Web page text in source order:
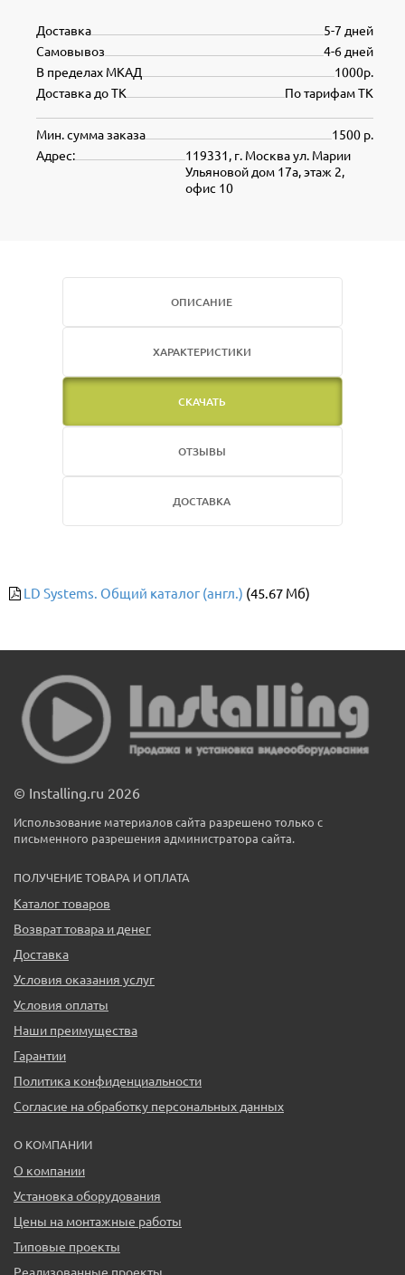
5-7 дней
Доставка
4-6 дней
Самовывоз
1000р.
В пределах МКАД
По тарифам ТК
Доставка до ТК
1500 р.
Мин. сумма заказа
119331, г. Москва ул. Марии
Ульяновой дом 17а, этаж 2,
офис 10
Адрес:
ОПИСАНИЕ
ХАРАКТЕРИСТИКИ
СКАЧАТЬ
ОТЗЫВЫ
ДОСТАВКА
LD Systems. Общий каталог (англ.) (45.67 Мб)
© Installing.ru 2026
Использование материалов сайта разрешено только с
письменного разрешения администратора сайта.
ПОЛУЧЕНИЕ ТОВАРА И ОПЛАТА
Каталог товаров
Возврат товара и денег
Доставка
Условия оказания услуг
Условия оплаты
Наши преимущества
Гарантии
Политика конфиденциальности
Согласие на обработку персональных данных
О КОМПАНИИ
О компании
Установка оборудования
Цены на монтажные работы
Типовые проекты
Реализованные проекты